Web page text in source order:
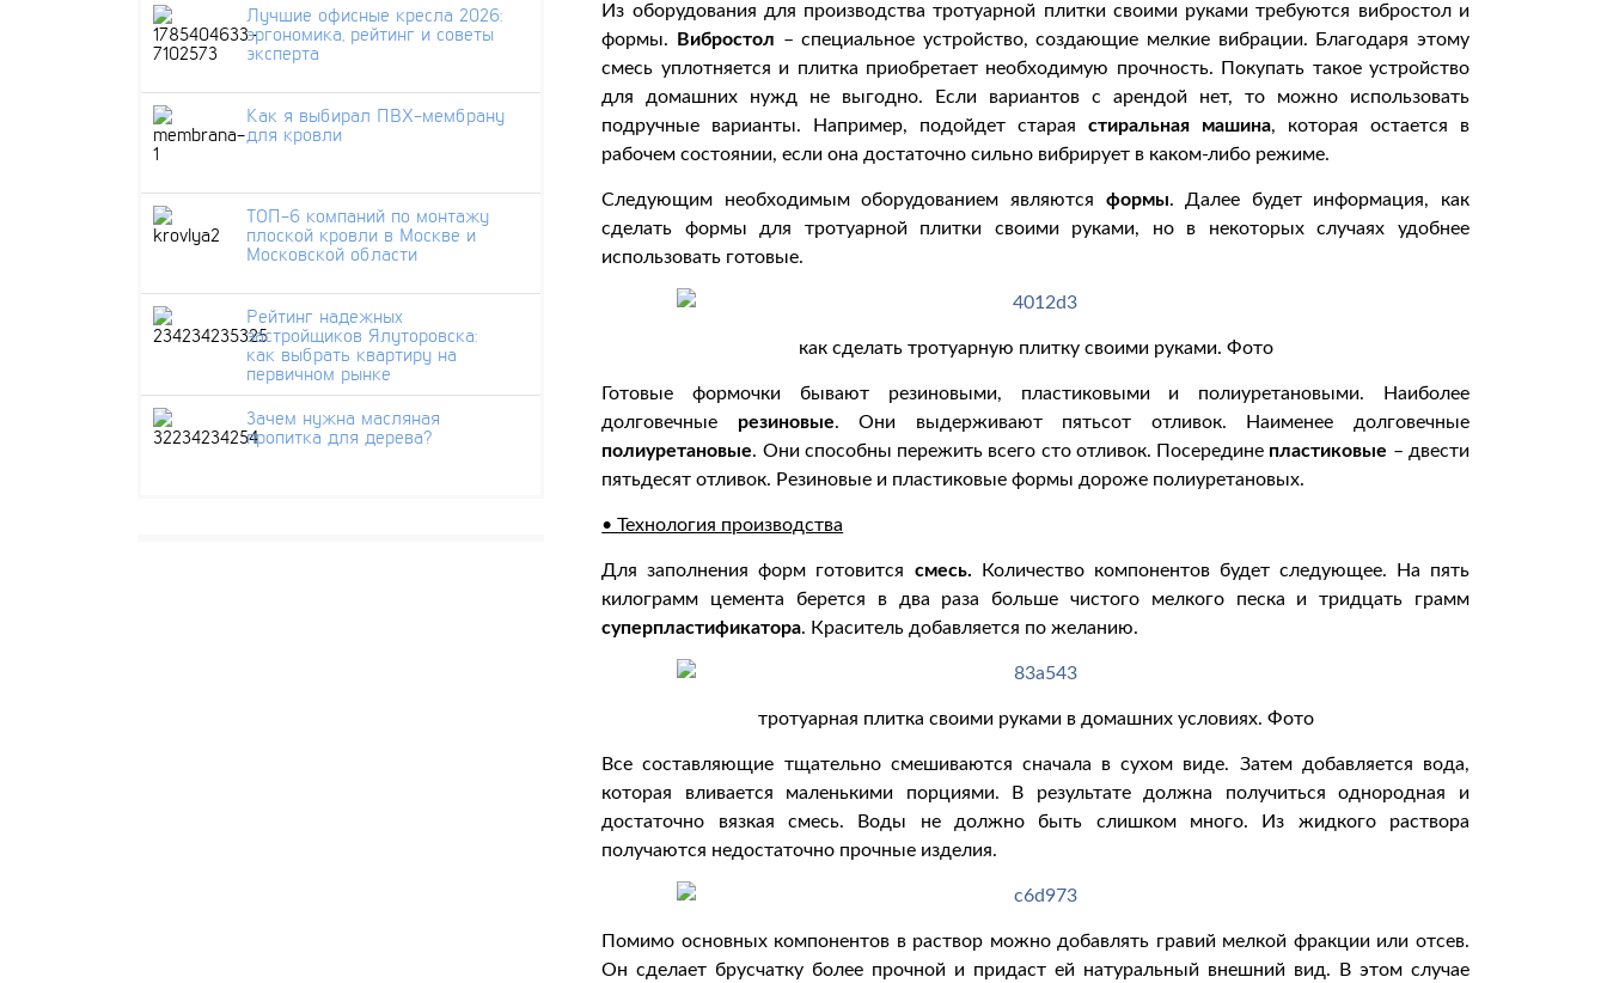
Из оборудования для производства тротуарной плитки своими руками требуются вибростол и
формы.
Вибростол – специальное устройство, создающие мелкие вибрации. Благодаря этому
смесь уплотняется и плитка приобретает необходимую прочность. Покупать такое устройство
для домашних нужд не выгодно. Если вариантов с арендой нет, то можно использовать
подручные варианты. Например, подойдет стараястиральная машина, которая остается в
рабочем состоянии, если она достаточно сильно вибрирует в каком-либо режиме.
Следующим необходимым оборудованием являются формы. Далее будет информация, как
сделать формы для тротуарной плитки своими руками, но в некоторых случаях удобнее
использовать готовые.
как сделать тротуарную плитку своими руками. Фото
Готовые формочки бывают резиновыми, пластиковыми и полиуретановыми. Наиболее
долговечные резиновые. Они выдерживают пятьсот отливок. Наименее долговечные
полиуретановые. Они способны пережить всего сто отливок. Посередине пластиковые – двести
пятьдесят отливок. Резиновые и пластиковые формы дороже полиуретановых.
• Технология производства
Для заполнения форм готовится смесь. Количество компонентов будет следующее. На пять
килограмм цемента берется в два раза больше чистого мелкого песка и тридцать грамм
суперпластификатора. Краситель добавляется по желанию.
тротуарная плитка своими руками в домашних условиях. Фото
Все составляющие тщательно смешиваются сначала в сухом виде. Затем добавляется вода,
которая вливается маленькими порциями. В результате должна получиться однородная и
достаточно вязкая смесь. Воды не должно быть слишком много. Из жидкого раствора
получаются недостаточно прочные изделия.
Помимо основных компонентов в раствор можно добавлять гравий мелкой фракции или отсев.
Он сделает брусчатку более прочной и придаст ей натуральный внешний вид. В этом случае
Лучшие офисные кресла 2026:
эргономика, рейтинг и советы
эксперта
Как я выбирал ПВХ-мембрану
для кровли
ТОП-6 компаний по монтажу
плоской кровли в Москве и
Московской области
Рейтинг надежных
застройщиков Ялуторовска:
как выбрать квартиру на
первичном рынке
Зачем нужна масляная
пропитка для дерева?